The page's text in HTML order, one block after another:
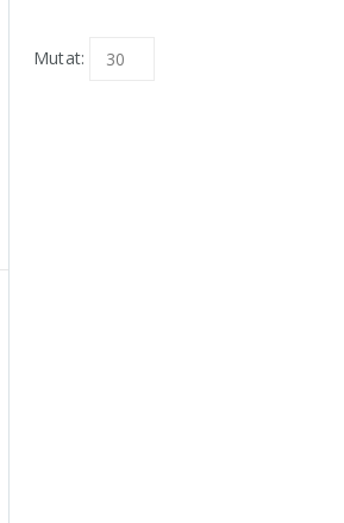
Mutat: